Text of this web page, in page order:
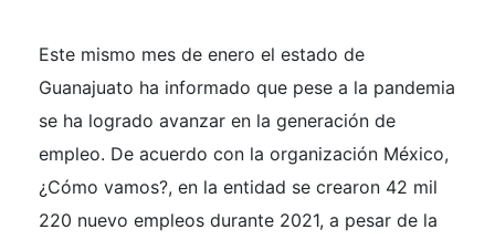
Este mismo mes de enero el estado de
Guanajuato ha informado que pese a la pandemia
se ha logrado avanzar en la generación de
empleo. De acuerdo con la organización México,
¿Cómo vamos?, en la entidad se crearon 42 mil
220 nuevo empleos durante 2021, a pesar de la